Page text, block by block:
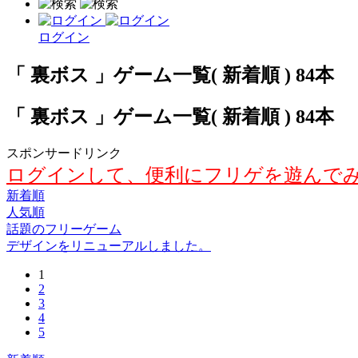
ログイン
「 裏ボス 」ゲーム一覧( 新着順 ) 84本
「 裏ボス 」ゲーム一覧( 新着順 ) 84本
スポンサードリンク
ログインして、便利にフリゲを遊んで
新着順
人気順
話題のフリーゲーム
デザインをリニューアルしました。
1
2
3
4
5